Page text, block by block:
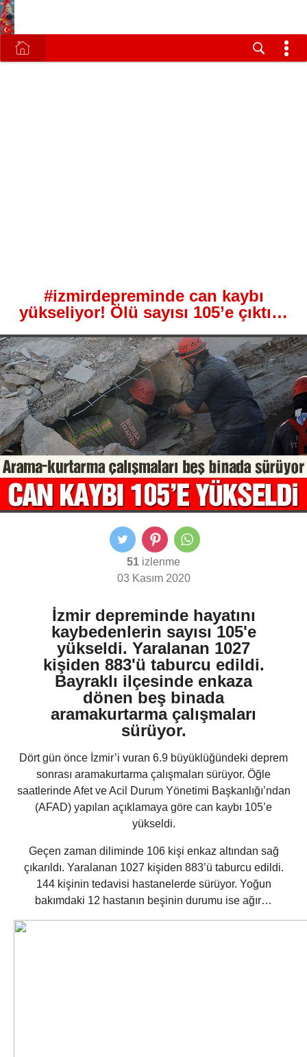
#izmirdepreminde can kaybı
yükseliyor! Ölü sayısı 105’e çıktı…
51 izlenme
03 Kasım 2020
İzmir depreminde hayatını
kaybedenlerin sayısı 105'e
yükseldi. Yaralanan 1027
kişiden 883'ü taburcu edildi.
Bayraklı ilçesinde enkaza
dönen beş binada
aramakurtarma çalışmaları
sürüyor.
Dört gün önce İzmir’i vuran 6.9 büyüklüğündeki deprem
sonrası aramakurtarma çalışmaları sürüyor. Öğle
saatlerinde Afet ve Acil Durum Yönetimi Başkanlığı’ndan
(AFAD) yapılan açıklamaya göre can kaybı 105’e
yükseldi.
Geçen zaman diliminde 106 kişi enkaz altından sağ
çıkarıldı. Yaralanan 1027 kişiden 883’ü taburcu edildi.
144 kişinin tedavisi hastanelerde sürüyor. Yoğun
bakımdaki 12 hastanın beşinin durumu ise ağır…